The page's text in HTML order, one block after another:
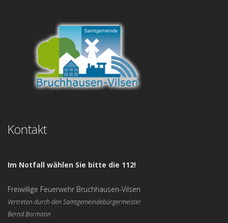
Kontakt
Im Notfall wählen Sie bitte die 112!
Freiwillige Feuerwehr Bruchhausen-Vilsen
Vertreten durch den Samtgemeindebürgermeister
Bernd Bormann